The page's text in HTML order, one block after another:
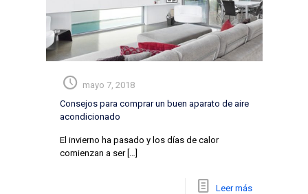
mayo 7, 2018
Consejos para comprar un buen aparato de aire
acondicionado
El invierno ha pasado y los días de calor
comienzan a ser[…]
Leer más